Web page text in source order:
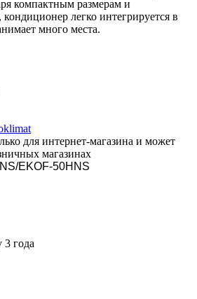
компактным размерам и
легко интегрируется в
много места.
для интернет-магазина и может
магазинах
EKOF-50HNS
3 года